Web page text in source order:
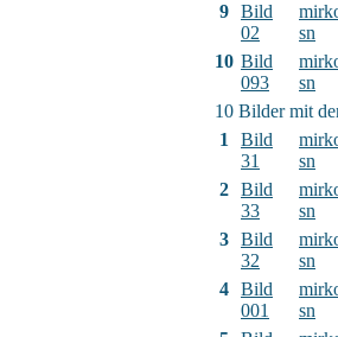
9 Bild
02
sn
10 Bild
093
sn
10 Bilder mit
1
Bild
31
sn
2 Bild
33
sn
3 Bild
32
sn
4 Bild
001
sn